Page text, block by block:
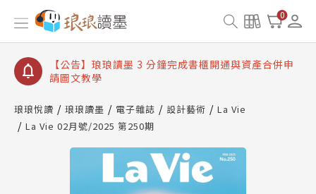
0
【公告】琅琅讀墨數位閱讀資產合併與書櫃開通申請
【公告】琅琅讀墨書櫃開通常見問題
【公告】琅琅讀墨 3 分鐘完成書櫃開通與資產合併申
請圖文教學
查詢
【公告】琅琅讀墨數位閱讀資產合併與書櫃開通申請
琅琅悅讀 琅琅讀墨 電子雜誌 設計藝術
La Vie
La Vie 02月號/2025 第250期